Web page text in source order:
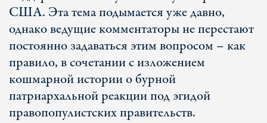
США. Эта тема подымается уже давно,
однако ведущие комментаторы не перестают
постоянно задаваться этим вопросом – как
правило, в сочетании с изложением
кошмарной истории о бурной
патриархальной реакции под эгидой
правопопулистских правительств.